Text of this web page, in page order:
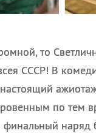
то
СССР! В
по тем